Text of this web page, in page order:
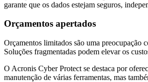
garante que os dados estejam seguros,
Orçamentos apertados
Orçamentos limitados são uma preocupação
Soluções fragmentadas podem elevar os
O Acronis Cyber Protect se destaca por
manutenção de várias ferramentas, mas